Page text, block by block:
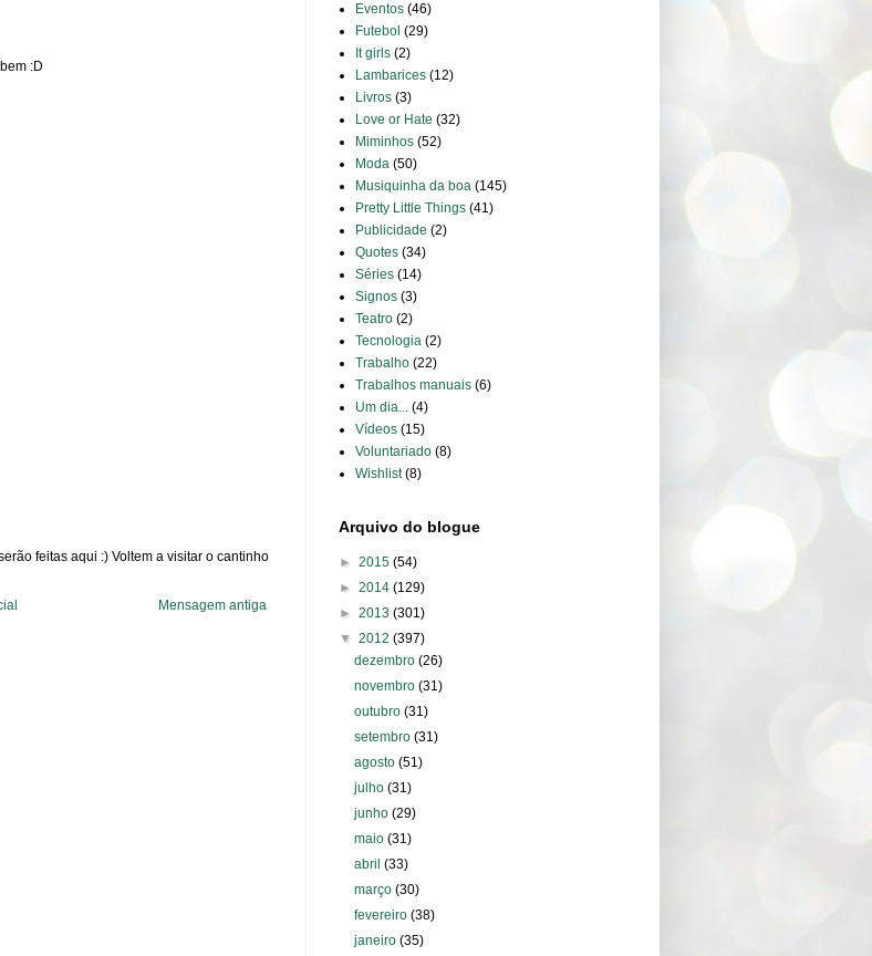
:D
feitas aqui :) Voltem a visitar o cantinho
Mensagem antiga
Eventos (46)
Futebol (29)
It girls (2)
Lambarices (12)
Livros (3)
Love or Hate (32)
Miminhos (52)
Moda (50)
Musiquinha da boa (145)
Pretty Little Things (41)
Publicidade (2)
Quotes (34)
Séries (14)
Signos (3)
Teatro (2)
Tecnologia (2)
Trabalho (22)
Trabalhos manuais (6)
Um dia... (4)
Vídeos (15)
Voluntariado (8)
Wishlist (8)
Arquivo do blogue
► 2015 (54)
► 2014 (129)
► 2013 (301)
▼ 2012 (397)
dezembro(26)
novembro(31)
outubro(31)
setembro(31)
agosto(51)
julho(31)
junho(29)
maio(31)
abril(33)
março(30)
fevereiro(38)
janeiro(35)